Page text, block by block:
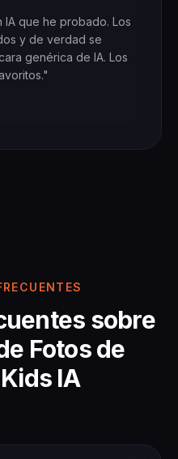
que he probado. Los
y de verdad se
genérica de IA. Los
sobre
Fotos de
IA